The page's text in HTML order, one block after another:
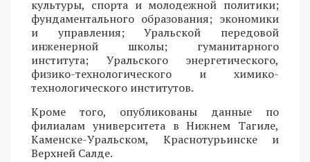
культуры, спорта и молодежной политики;
фундаментального образования; экономики
и управления; Уральской передовой
инженерной школы; гуманитарного
института; Уральского энергетического,
физико-технологического и химико-
технологического институтов.
Кроме того, опубликованы данные по
филиалам университета в Нижнем Тагиле,
Каменске-Уральском, Краснотурьинске и
Верхней Салде.